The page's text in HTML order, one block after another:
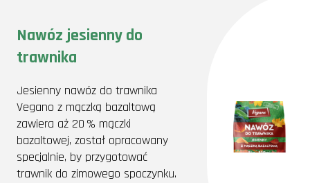
Nawóz jesienny do
trawnika
Jesienny nawóz do trawnika
Vegano z mączką bazaltową
zawiera aż 20 % mączki
bazaltowej, został opracowany
specjalnie, by przygotować
trawnik do zimowego spoczynku.